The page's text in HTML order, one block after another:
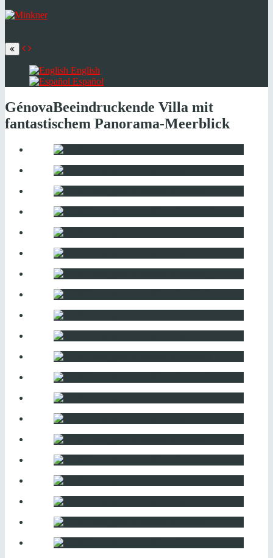
language
English
Español
GénovaBeeindruckende Villa mit
fantastischem Panorama-Meerblick